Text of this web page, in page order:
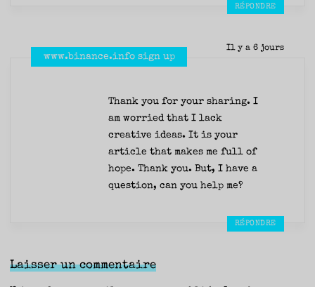
RÉPONDRE
Il y a 6 jours
www.binance.info sign up
Thank you for your sharing. I
am worried that I lack
creative ideas. It is your
article that makes me full of
hope. Thank you. But, I have a
question, can you help me?
RÉPONDRE
Laisser un commentaire